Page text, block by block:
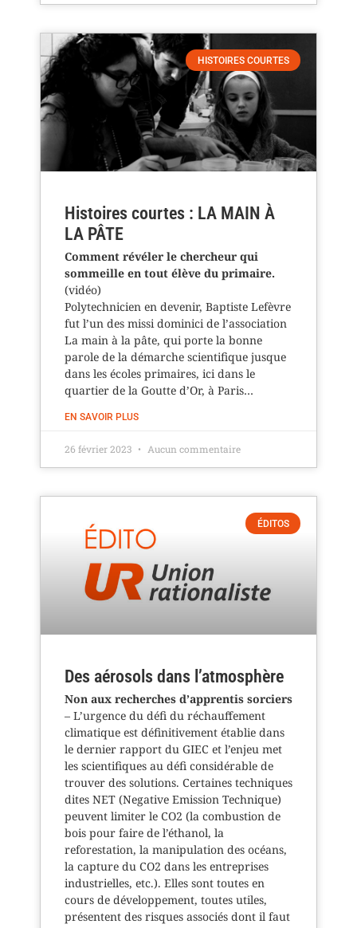
HISTOIRES COURTES
Histoires courtes : LA MAIN À
LA PÂTE
Comment révéler le chercheur qui
sommeille en tout élève du primaire.
(vidéo)
Polytechnicien en devenir, Baptiste Lefèvre
fut l’un des missi dominici de l’association
La main à la pâte, qui porte la bonne
parole de la démarche scientifique jusque
dans les écoles primaires, ici dans le
quartier de la Goutte d’Or, à Paris…
EN SAVOIR PLUS
26 février 2023 Aucun commentaire
ÉDITOS
Des aérosols dans l’atmosphère
Non aux recherches d’apprentis sorciers
– L’urgence du défi du réchauffement
climatique est définitivement établie dans
le dernier rapport du GIEC et l’enjeu met
les scientifiques au défi considérable de
trouver des solutions. Certaines techniques
dites NET (Negative Emission Technique)
peuvent limiter le CO2 (la combustion de
bois pour faire de l’éthanol, la
reforestation, la manipulation des océans,
la capture du CO2 dans les entreprises
industrielles, etc.). Elles sont toutes en
cours de développement, toutes utiles,
présentent des risques associés dont il faut